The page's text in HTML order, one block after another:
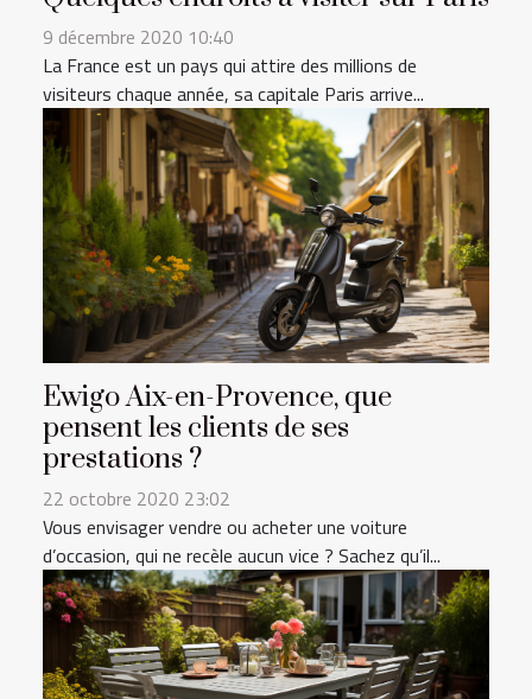
9 décembre 2020 10:40
La France est un pays qui attire des millions de
visiteurs chaque année, sa capitale Paris arrive...
Ewigo Aix-en-Provence, que
pensent les clients de ses
prestations ?
22 octobre 2020 23:02
Vous envisager vendre ou acheter une voiture
d’occasion, qui ne recèle aucun vice ? Sachez qu’il...